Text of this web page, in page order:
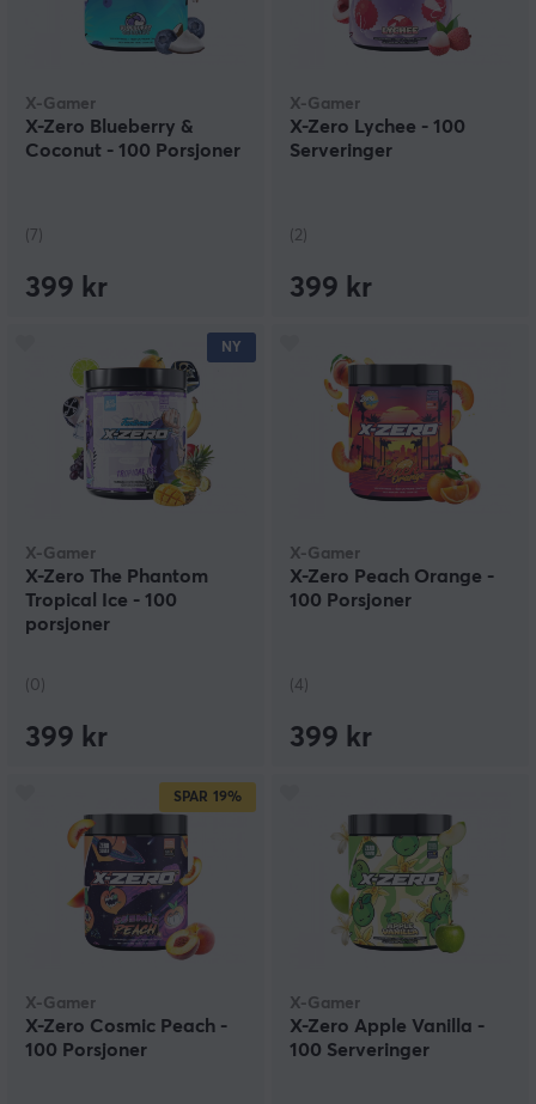
X-Gamer
X-Zero Blueberry &
Coconut - 100 Porsjoner
(7)
399 kr
X-Gamer
X-Zero Lychee - 100
Serveringer
(2)
399 kr
NY
X-Gamer
X-Zero The Phantom
Tropical Ice - 100
porsjoner
(0)
399 kr
X-Gamer
X-Zero Peach Orange -
100 Porsjoner
(4)
399 kr
SPAR 19%
X-Gamer
X-Zero Cosmic Peach -
100 Porsjoner
X-Gamer
X-Zero Apple Vanilla -
100 Serveringer